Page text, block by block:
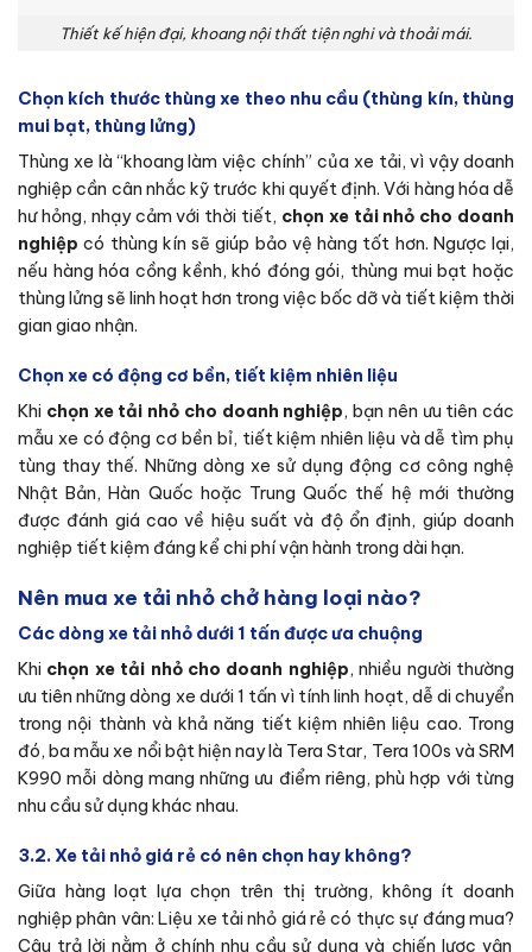
Thiết kế hiện đại, khoang nội thất tiện nghi và thoải mái.
Chọn kích thước thùng xe theo nhu cầu (thùng kín, thùng
mui bạt, thùng lửng)
Thùng xe là “khoang làm việc chính” của xe tải, vì vậy doanh
nghiệp cần cân nhắc kỹ trước khi quyết định. Với hàng hóa dễ
hư hỏng, nhạy cảm với thời tiết, chọn xe tải nhỏ cho doanh
nghiệpcó thùng kín sẽ giúp bảo vệ hàng tốt hơn. Ngược lại,
nếu hàng hóa cồng kềnh, khó đóng gói, thùng mui bạt hoặc
thùng lửng sẽ linh hoạt hơn trong việc bốc dỡ và tiết kiệm thời
gian giao nhận.
Chọn xe có động cơ bền, tiết kiệm nhiên liệu
Khi chọn xe tải nhỏ cho doanh nghiệp, bạn nên ưu tiên các
mẫu xe có động cơ bền bỉ, tiết kiệm nhiên liệu và dễ tìm phụ
tùng thay thế. Những dòng xe sử dụng động cơ công nghệ
Nhật Bản, Hàn Quốc hoặc Trung Quốc thế hệ mới thường
được đánh giá cao về hiệu suất và độ ổn định, giúp doanh
nghiệp tiết kiệm đáng kể chi phí vận hành trong dài hạn.
Nên mua xe tải nhỏ chở hàng loại nào?
Các dòng xe tải nhỏ dưới 1 tấn được ưa chuộng
Khi chọn xe tải nhỏ cho doanh nghiệp, nhiều người thường
ưu tiên những dòng xe dưới 1 tấn vì tính linh hoạt, dễ di chuyển
trong nội thành và khả năng tiết kiệm nhiên liệu cao. Trong
đó, ba mẫu xe nổi bật hiện nay là Tera Star, Tera 100s và SRM
K990 mỗi dòng mang những ưu điểm riêng, phù hợp với từng
nhu cầu sử dụng khác nhau.
3.2. Xe tải nhỏ giá rẻ có nên chọn hay không?
Giữa hàng loạt lựa chọn trên thị trường, không ít doanh
nghiệp phân vân:Liệu xe tải nhỏ giá rẻ có thực sự đáng mua?
Câu trả lời nằm ở chính nhu cầu sử dụng và chiến lược vận